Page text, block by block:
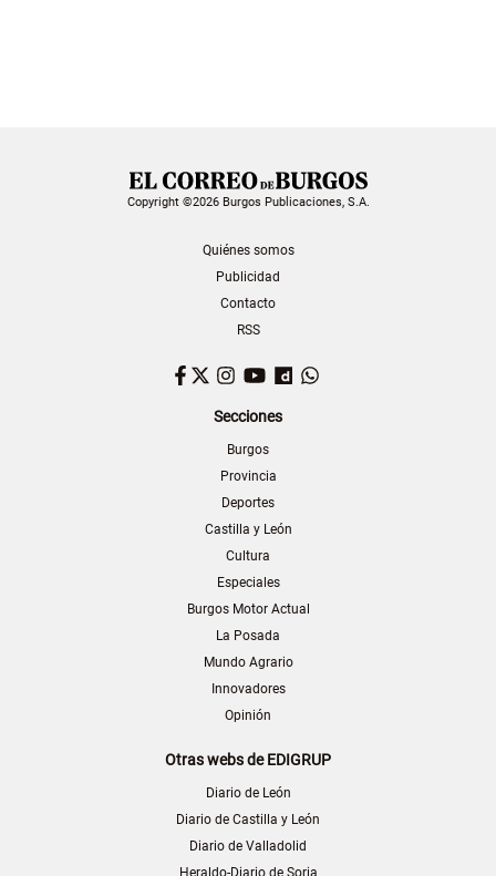
Copyright ©2026 Burgos Publicaciones, S.A.
Quiénes somos
Publicidad
Contacto
RSS
Facebook
TwitterInstagram
YouTubeDailymotion
Secciones
Burgos
Provincia
Deportes
Castilla y León
Cultura
Especiales
Burgos Motor Actual
La Posada
Mundo Agrario
Innovadores
Opinión
Otras webs de EDIGRUP
Diario de León
Diario de Castilla y León
Diario de Valladolid
Heraldo-Diario de Soria